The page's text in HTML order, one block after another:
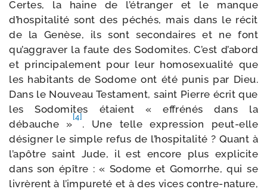
Certes, la haine de l’étranger et le manque
d’hospitalité sont des péchés, mais dans le récit
de la Genèse, ils sont secon­daires et ne font
qu’aggraver la faute des Sodomites. C’est d’abord
et prin­ci­pa­le­ment pour leur homo­sexua­li­té que
les habi­tants de Sodome ont été punis par Dieu.
Dans le Nouveau Testament, saint Pierre écrit que
les Sodomites étaient « effré­nés dans la
débauche »
[4]
. Une telle expres­sion peut-​elle
dési­gner le simple refus de l’hospitalité ? Quant à
l’a­pôtre saint Jude, il est encore plus expli­cite
dans son épître : « Sodome et Gomorrhe, qui se
livrèrent à l’impureté et à des vices contre-​nature,